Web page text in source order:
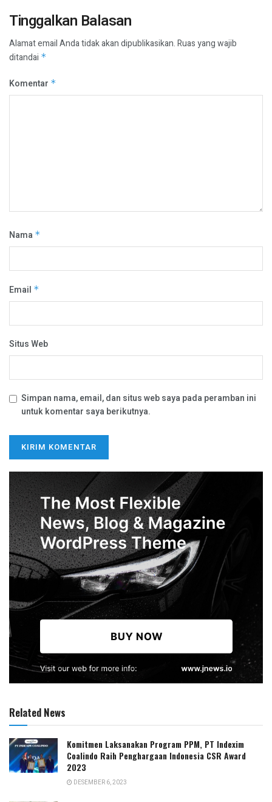
Tinggalkan Balasan
Alamat email Anda tidak akan dipublikasikan.Ruas yang wajib
ditandai *
Komentar *
Nama *
Email *
Situs Web
Simpan nama, email, dan situs web saya pada peramban ini
untuk komentar saya berikutnya.
Related News
Komitmen Laksanakan Program PPM, PT Indexim
Coalindo Raih Penghargaan Indonesia CSR Award
2023
DESEMBER 6, 2023